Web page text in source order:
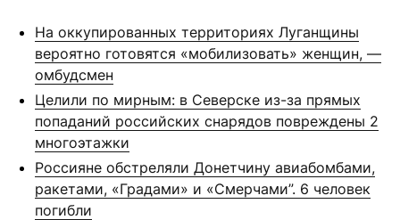
На оккупированных территориях Луганщины
вероятно готовятся «мобилизовать» женщин, —
омбудсмен
Целили по мирным: в Северске из-за прямых
попаданий российских снарядов повреждены 2
многоэтажки
Россияне обстреляли Донетчину авиабомбами,
ракетами, «Градами» и «Смерчами”. 6 человек
погибли